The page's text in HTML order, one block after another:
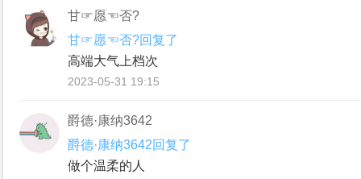
甘☞愿☜否?
甘☞愿☜否?回复了
高端大气上档次
2023-05-31 19:15
爵德·康纳3642
爵德·康纳3642回复了
做个温柔的人